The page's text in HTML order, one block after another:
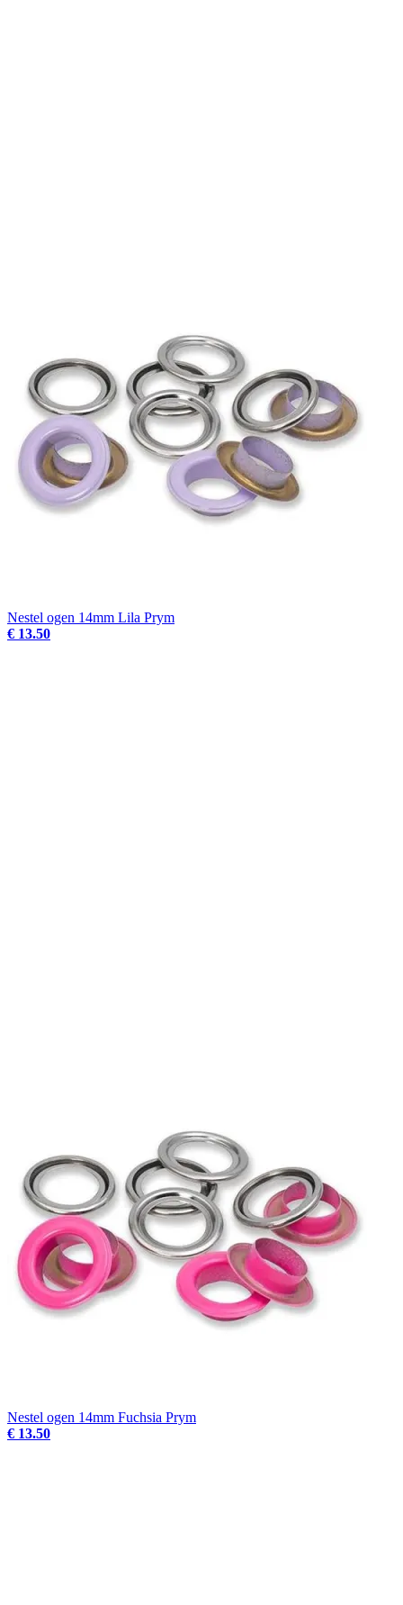
Nestel ogen 14mm Lila Prym
€ 13.50
Nestel ogen 14mm Fuchsia Prym
€ 13.50